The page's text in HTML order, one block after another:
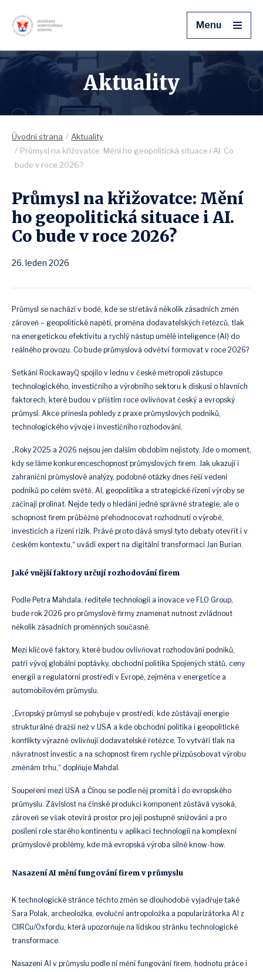
Menu
Aktuality
Úvodní strana
Aktuality
Průmysl na křižovatce: Mění ho geopolitická situace i AI. Co
bude v roce 2026?
Průmysl na křižovatce: Mění
ho geopolitická situace i AI.
Co bude v roce 2026?
26. leden 2026
Průmysl se nachází v bodě, kde se střetává několik zásadních změn
zároveň – geopolitické napětí, proměna dodavatelských řetězců, tlak
na energetickou efektivitu a rychlý nástup umělé inteligence (AI) do
reálného provozu. Co bude průmyslová odvětví formovat v roce 2026?
Setkání RockawayQ spojilo v lednu v české metropoli zástupce
technologického, investičního a výrobního sektoru k diskusi o hlavních
faktorech, které budou v příštím roce ovlivňovat český a evropský
průmysl. Akce přinesla pohledy z praxe průmyslových podniků,
technologického vývoje i investičního rozhodování.
„Roky 2025 a 2026 nejsou jen dalším obdobím nejistoty. Jde o moment,
kdy se láme konkurenceschopnost průmyslových firem. Jak ukazují i
zahraniční průmyslové analýzy, podobné otázky dnes řeší vedení
podniků po celém světě. AI, geopolitika a strategické řízení výroby se
začínají prolínat. Nejde tedy o hledání jedné správné strategie, ale o
schopnost firem průběžně přehodnocovat rozhodnutí o výrobě,
investicích a řízení rizik. Právě proto dává smysl tyto debaty otevřít i v
českém kontextu,“ uvádí expert na digitální transformaci Jan Burian.
Jaké vnější faktory určují rozhodování firem
Podle Petra Mahdala, ředitele technologií a inovace ve FLO Group,
bude rok 2026 pro průmyslové firmy znamenat nutnost zvládnout
několik zásadních proměnných současně.
Mezi klíčové faktory, které budou ovlivňovat rozhodování podniků,
patří vývoj globální poptávky, obchodní politika Spojených států, ceny
energií a regulatorní prostředí v Evropě, zejména v energetice a
automobilovém průmyslu.
„Evropský průmysl se pohybuje v prostředí, kde zůstávají energie
strukturálně dražší než v USA a kde obchodní politika i geopolitické
konflikty výrazně ovlivňují dodavatelské řetězce. To vytváří tlak na
návratnost investic a na schopnost firem rychle přizpůsobovat výrobu
změnám trhu,“ doplňuje Mahdal.
Soupeření mezi USA a Čínou se podle něj promítá i do evropského
průmyslu. Závislost na čínské produkci komponent zůstává vysoká,
zároveň se však otevírá prostor pro její postupné snižování a pro
posílení role starého kontinentu v aplikaci technologií na komplexní
průmyslové problémy, kde má evropská výroba silné know-how.
Nasazení AI mění fungování firem v průmyslu
K technologické stránce těchto změn se dlouhodobě vyjadřuje také
Sara Polak, archeoložka, evoluční antropoložka a popularizátorka AI z
CIIRCu/Oxfordu, která upozorňuje na lidskou stránku technologické
transformace.
Nasazení AI v průmyslu podle ní mění fungování firem, hodnotu práce i